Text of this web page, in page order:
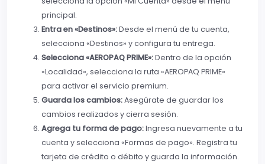
principal.
Entra en «Destinos»:Desde el menú de tu cuenta,
selecciona «Destinos» y configura tu entrega.
Selecciona «AEROPAQ PRIME»:Dentro de la opción
«Localidad», selecciona la ruta «AEROPAQ PRIME»
para activar el servicio premium.
Guarda los cambios:Asegúrate de guardar los
cambios realizados y cierra sesión.
Agrega tu forma de pago:Ingresa nuevamente a tu
cuenta y selecciona «Formas de pago». Registra tu
tarjeta de crédito o débito y guarda la información.